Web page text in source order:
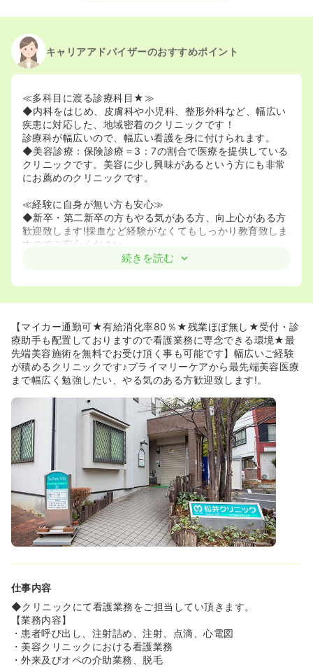
キャリアアドバイザーのおすすめポイント
≪多科目に渡る診療科目★≫
◆内科をはじめ、皮膚科や小児科、整形外科など、幅広い
疾患に対応した、地域密着のクリニックです！
診療科が幅広いので、幅広い看護を身に付けられます。
◆美容診療：保険診療＝3：7の割合で医療を提供している
クリニックです。美容に少し興味があるという方にも非常
にお薦めのクリニックです。
≪経験に自身が無い方も安心≫
◆新卒・第二新卒の方もやる気がある方、向上心がある方
歓迎致します!採血など経験がなくてもしっかり教育致しま
すのでご安心ください。
◆病院での臨床経験が無い看護師様もご活躍をされており
おりますので、、教育体制も万全です！
≪車通勤可≫
◆駐車場完備ですので車で通勤されたい方にオススメで
す。
◆有給消化率は80%と高めでメリハリのついた勤務が可能
です。
◆残業は月で5時間だけです！
続きを読む
【マイカー通勤可★有給消化率80％★残業ほぼ無し★受付・診
療助手も配置しておりますので看護業務に専念できる環境★最
先端美容施術を無料でお受け頂く事も可能です】幅広いご経験
が積めるクリニックです♪プライマリーケアから最先端美容医療
まで幅広く勉強したい、やる気のある方歓迎致します!。
仕事内容
◆クリニックにて看護業務をご担当してい頂きます。
【業務内容】
・患者呼び出し、注射詰め、注射、点滴、心電図
・美容クリニックにおける看護業務
・外来及びオペの介助業務、脱毛